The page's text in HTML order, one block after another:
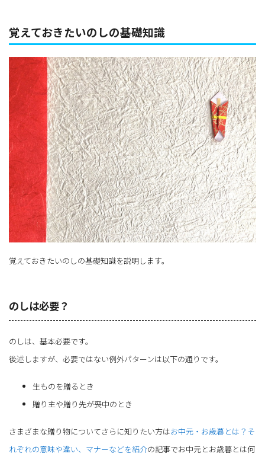
覚えておきたいのしの基礎知識
覚えておきたいのしの基礎知識を説明します。
のしは必要？
のしは、基本必要です。
後述しますが、必要ではない例外パターンは以下の通りです。
生ものを贈るとき
贈り主や贈り先が喪中のとき
さまざまな贈り物についてさらに知りたい方はお中元・お歳暮とは？そ
れぞれの意味や違い、マナーなどを紹介の記事でお中元とお歳暮とは何